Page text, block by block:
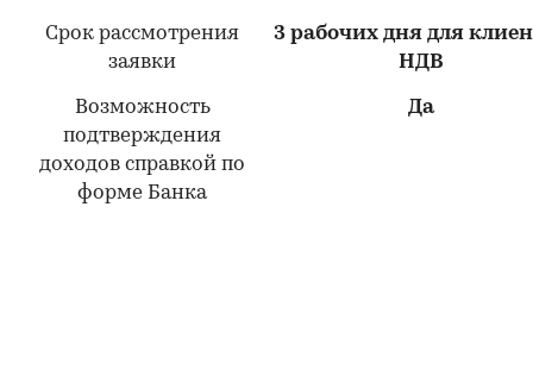
Срок рассмотрения
заявки
3 рабочих дня для
НДВ
Возможность
подтверждения
доходов справкой по
форме Банка
Да